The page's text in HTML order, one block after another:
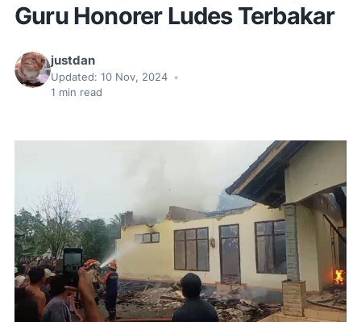
Guru Honorer Ludes Terbakar
justdan
Updated: 10 Nov, 2024 •
1 min read